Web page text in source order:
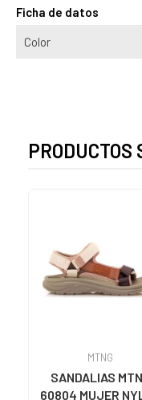
Ficha de datos
Color
MTNG
SANDALIAS
60804 MUJER